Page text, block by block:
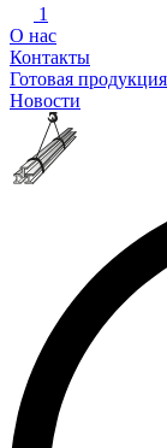
1
О нас
Контакты
Готовая
Новости